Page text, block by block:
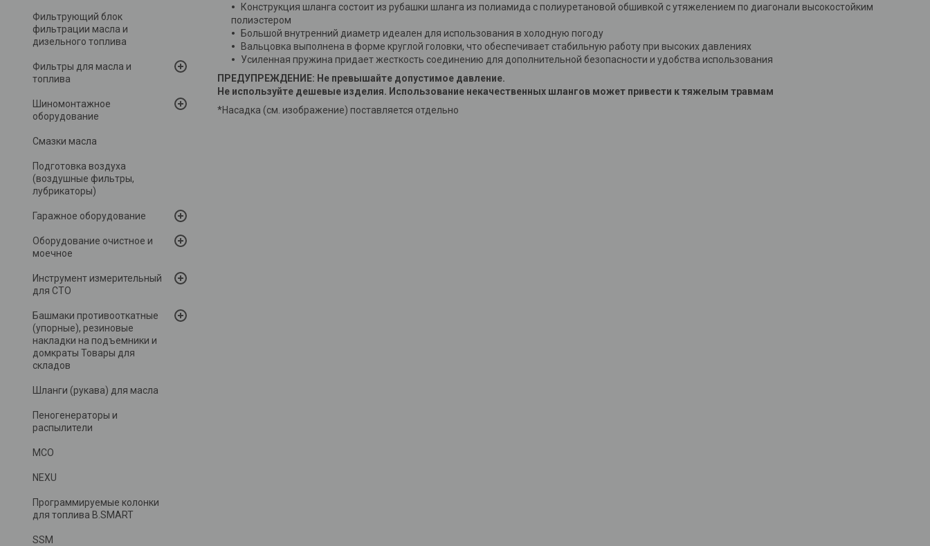
Фильтрующий блок
фильтрации масла и
дизельного топлива
Фильтры для масла и
топлива
Шиномонтажное
оборудование
Смазки масла
Подготовка воздуха
(воздушные фильтры,
лубрикаторы)
Гаражное оборудование
Оборудование очистное и
моечное
Инструмент измерительный
для СТО
Башмаки противооткатные
(упорные), резиновые
накладки на подъемники и
домкраты Товары для
складов
Шланги (рукава) для масла
Пеногенераторы и
распылители
MCO
NEXU
Программируемые колонки
для топлива B.SMART
SSM
Конструкция шланга состоит из рубашки шланга из полиамида с полиуретановой обшивкой с утяжелением по диагонали высокостойким
полиэстером
Большой внутренний диаметр идеален для использования в холодную погоду
Вальцовка выполнена в форме круглой головки, что обеспечивает стабильную работу при высоких давлениях
Усиленная пружина придает жесткость соединению для дополнительной безопасности и удобства использования
ПРЕДУПРЕЖДЕНИЕ: Не превышайте допустимое давление.
Не используйте дешевые изделия. Использование некачественных шлангов может привести к тяжелым травмам
*Насадка (см. изображение) поставляется отдельно